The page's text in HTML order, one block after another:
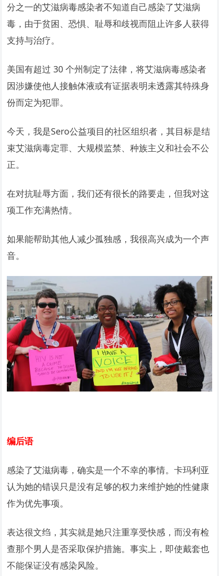
分之一的艾滋病毒感染者不知道自己感染了艾滋病
毒，由于贫困、恐惧、耻辱和歧视而阻止许多人获得
支持与治疗。
美国有超过 30 个州制定了法律，将艾滋病毒感染者
因涉嫌使他人接触体液或有证据表明未透露其特殊身
份而定为犯罪。
今天，我是Sero公益项目的社区组织者，其目标是结
束艾滋病毒定罪、大规模监禁、种族主义和社会不公
正。
在对抗耻辱方面，我们还有很长的路要走，但我对这
项工作充满热情。
如果能帮助其他人减少孤独感，我很高兴成为一个声
音。
编后语
感染了艾滋病毒，确实是一个不幸的事情。卡玛利亚
认为她的错误只是没有足够的权力来维护她的性健康
作为优先事项。
表达很文绉，其实就是她只注重享受快感，而没有检
查那个男人是否采取保护措施。事实上，即使戴套也
不能保证没有感染风险。